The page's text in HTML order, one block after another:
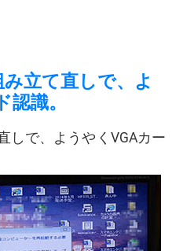
立て直しで、よ
認識。
しで、ようやくVGAカー